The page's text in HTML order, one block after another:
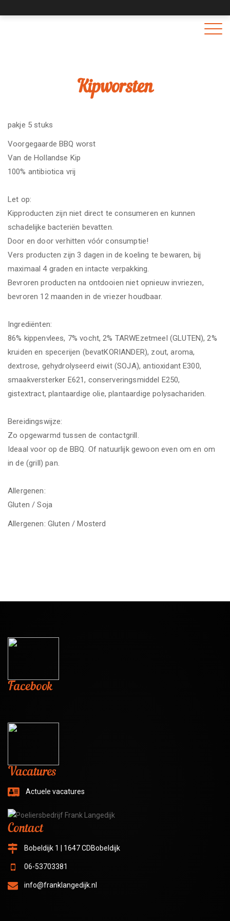
Kipworsten
pakje 5 stuks
Voorgegaarde BBQ worst
Van de Hollandse Kip
100% antibiotica vrij
Let op:
Kipproducten zijn niet direct te consumeren en kunnen
schadelijke bacteriën bevatten.
Door en door verhitten vóór consumptie!
Vers producten zijn 3 dagen in de koeling te bewaren, bij
maximaal 4 graden en intacte verpakking.
Bevroren producten na ontdooien niet opnieuw invriezen,
bevroren 12 maanden in de vriezer houdbaar.
Ingrediënten:
86% kippenvlees, 7% vocht, 2% TARWEzetmeel (GLUTEN), 2%
kruiden en specerijen (bevatKORIANDER), zout, aroma,
dextrose, gehydrolyseerd eiwit (SOJA), antioxidant E300,
smaakversterker E621, conserveringsmiddel E250,
gistextract, plantaardige olie, plantaardige polysachariden.
Bereidingswijze:
Zo opgewarmd tussen de contactgrill.
Ideaal voor op de BBQ. Of natuurlijk gewoon even om en om
in de (grill) pan.
Allergenen:
Gluten / Soja
Allergenen: Gluten / Mosterd
Facebook
Vacatures
Actuele vacatures
Contact
Bobeldijk 1 | 1647 CDBobeldijk
06-53703381
info@franklangedijk.nl